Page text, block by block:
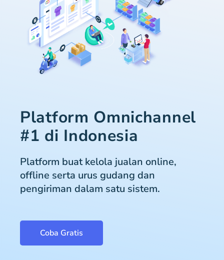
Platform Omnichannel
#1 di Indonesia
Platform buat kelola jualan online,
offline serta urus gudang dan
pengiriman dalam satu sistem.
Coba Gratis